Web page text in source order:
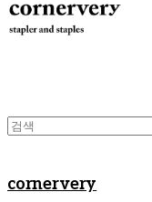
cornervery